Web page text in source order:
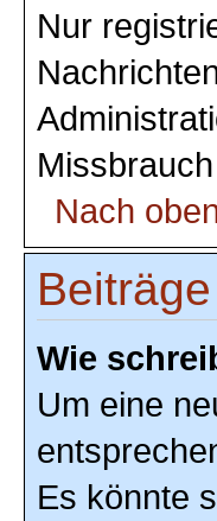
Nur
Nach
Wie
Um eine
Es könnte